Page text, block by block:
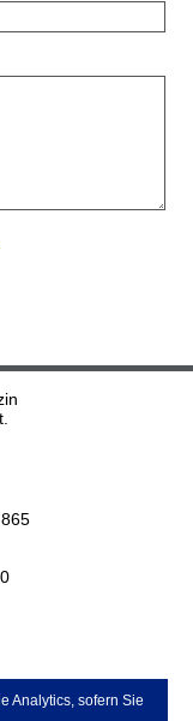
Analytics, sofern Sie